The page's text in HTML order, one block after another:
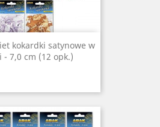
kokardki satynowe w
- 7,0 cm (12 opk.)